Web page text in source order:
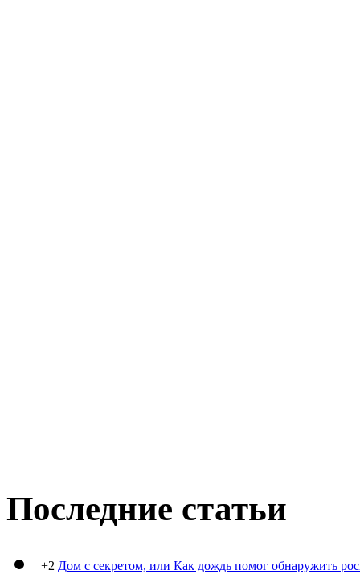
Последние статьи
+2 Дом с секретом, или Как дождь помог обнаружить